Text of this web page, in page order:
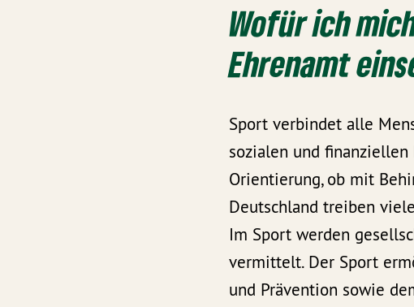
Wofür ich
Ehrenamt
Sport verbindet alle
sozialen und
Orientierung, ob mit
Deutschland treiben
Im Sport werden
vermittelt. Der Sport
und Prävention sowie